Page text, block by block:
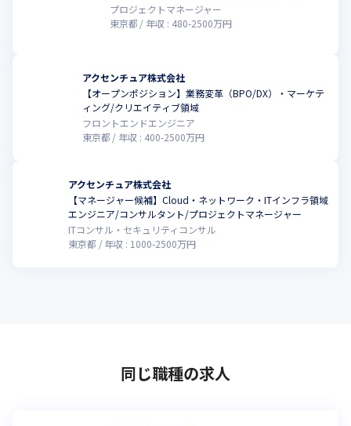
プロジェクトマネージャー
東京都
年収 : 480-2500万円
アクセンチュア株式会社
【オープンポジション】業務変革（BPO/DX）・マーケテ
ィング/クリエイティブ領域
フロントエンドエンジニア
東京都
年収 : 400-2500万円
アクセンチュア株式会社
【マネージャー候補】Cloud・ネットワーク・ITインフラ領域
エンジニア/コンサルタント/プロジェクトマネージャー
ITコンサル・セキュリティコンサル
東京都
年収 : 1000-2500万円
同じ職種の求人